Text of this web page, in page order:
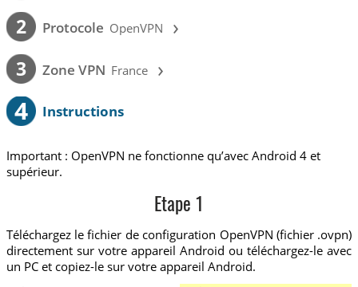
2 Protocole OpenVPN ›
3 Zone VPN France ›
4 Instructions
Important : OpenVPN ne fonctionne qu’avec Android 4 et
supérieur.
Etape 1
Téléchargez le fichier de configuration OpenVPN (fichier .ovpn)
directement sur votre appareil Android ou téléchargez-le avec
un PC et copiez-le sur votre appareil Android.